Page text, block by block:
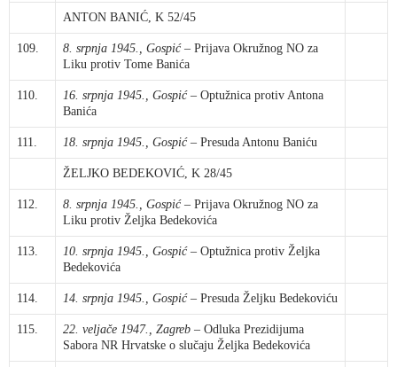
ANTON BANIĆ, K 52/45
109. 8. srpnja 1945., Gospić – Prijava Okružnog NO za
Liku protiv Tome Banića
110. 16. srpnja 1945., Gospić – Optužnica protiv Antona
Banića
111. 18. srpnja 1945., Gospić – Presuda Antonu Baniću
ŽELJKO BEDEKOVIĆ, K 28/45
112. 8. srpnja 1945., Gospić – Prijava Okružnog NO za
Liku protiv Željka Bedekovića
113. 10. srpnja 1945., Gospić – Optužnica protiv Željka
Bedekovića
114. 14. srpnja 1945., Gospić – Presuda Željku Bedekoviću
115. 22. veljače 1947., Zagreb – Odluka Prezidijuma
Sabora NR Hrvatske o slučaju Željka Bedekovića